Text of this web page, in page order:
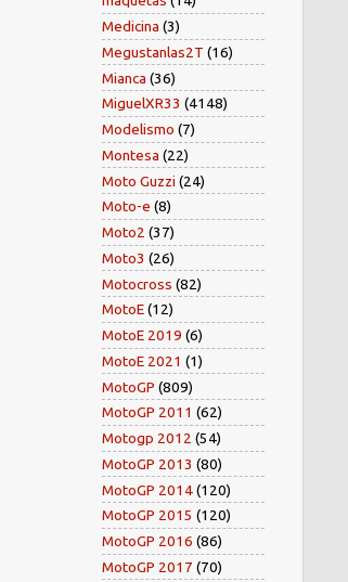
Medicina (3)
Megustanlas2T (16)
Mianca (36)
MiguelXR33 (4148)
Modelismo (7)
Montesa (22)
Moto Guzzi (24)
Moto-e (8)
Moto2 (37)
Moto3 (26)
Motocross (82)
MotoE(12)
MotoE 2019 (6)
MotoE 2021 (1)
MotoGP (809)
MotoGP 2011 (62)
Motogp 2012 (54)
MotoGP 2013 (80)
MotoGP 2014(120)
MotoGP 2015 (120)
MotoGP 2016 (86)
MotoGP 2017 (70)